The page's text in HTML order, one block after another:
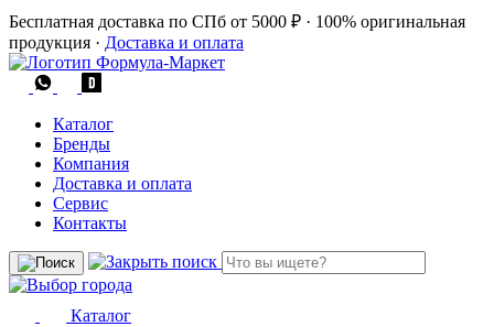
Бесплатная доставка по СПб от 5000 ₽ · 100% оригинальная
продукция · Доставка и оплата
Каталог
Бренды
Компания
Доставка и оплата
Сервис
Контакты
Каталог